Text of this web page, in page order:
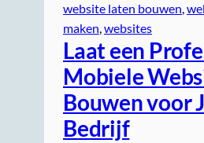
website laten bouwen,
maken, websites
Laat een
Mobiele
Bouwen voor
Bedrijf